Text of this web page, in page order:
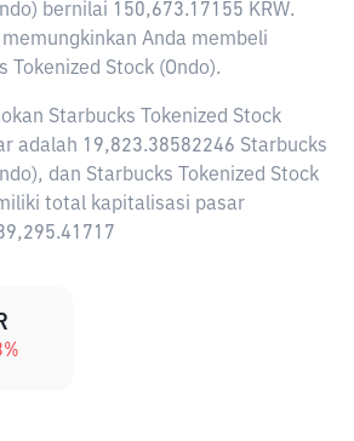
bernilai 150,673.17155 KRW.
memungkinkan Anda membeli
Tokenized Stock (Ondo).
Starbucks Tokenized Stock
adalah 19,823.38582246 Starbucks
dan Starbucks Tokenized Stock
total kapitalisasi pasar
%